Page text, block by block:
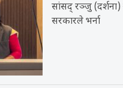
सांसद् रञ्जु (दर्शना)
सरकारले भर्ना